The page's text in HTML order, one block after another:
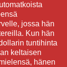
jossa hän
Kun hän
tuntihinta
keltaisen
hänen